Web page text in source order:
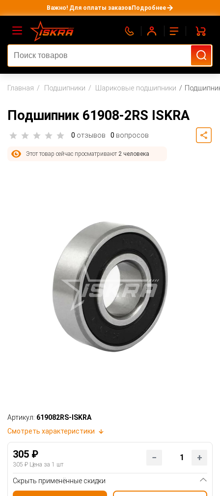
Важно! Для оплаты заказовПодробнее
Главная Подшипники Шариковые подшипники
Подшипник 61908-2RS ISKRA
0 отзывов 0 вопросов
Этот товар сейчас просматривают 2 человека
Артикул: 619082RS-ISKRA
Смотреть характеристики
305 ₽
305 ₽ Цена за 1 шт
Скрыть применённые скидки